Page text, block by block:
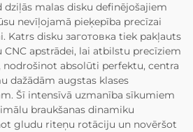
dziļās malas disku definējošajiem
nevīļojamā pieķepība precīzai
Katrs disku заготовка tiek pakļauts
apstrādei, lai atbilstu precīziem
absolūti perfektu, centra
dažādām augstas klases
Šī intensīvā uzmanība sīkumiem
braukšanas dinamiku
gludu riteņu rotāciju un novēršot